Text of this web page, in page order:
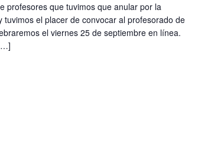
profesores que tuvimos que anular por la
el placer de convocar al profesorado de
el viernes 25 de septiembre en línea.